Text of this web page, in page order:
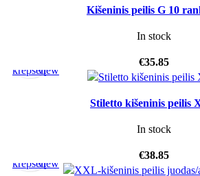
Kišeninis peilis G 10
In stock
€35.85
krepšelįview
Stiletto kišeninis peilis
In stock
€38.85
krepšelįview